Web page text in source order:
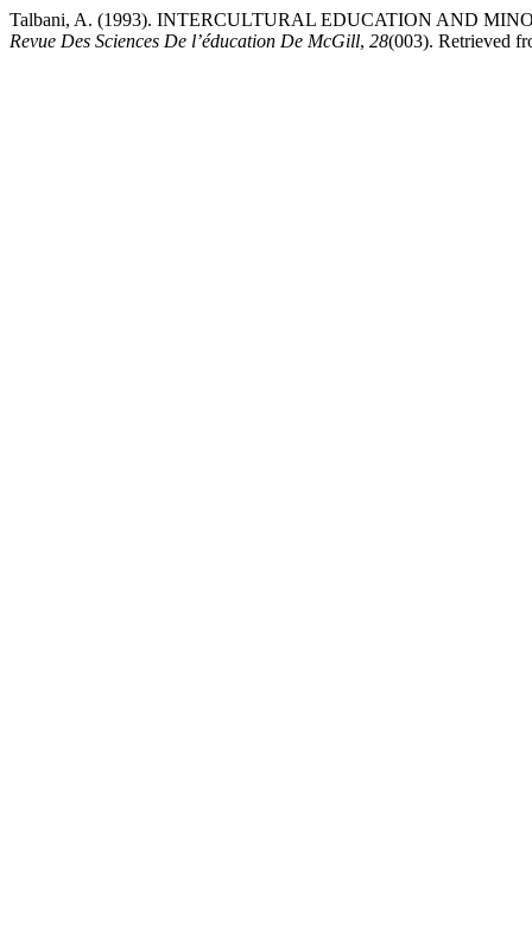
Talbani, A. (1993). INTERCULTURAL EDUCATION AND
Revue Des Sciences De l’éducation De McGill, 28(003). Retrieved